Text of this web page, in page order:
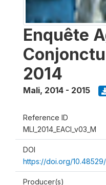
Enquête
2014
Mali, 2014 - 2015
Reference ID
MLI_2014_EACI_v03_M
DOI
https://doi.org/
Producer(s)